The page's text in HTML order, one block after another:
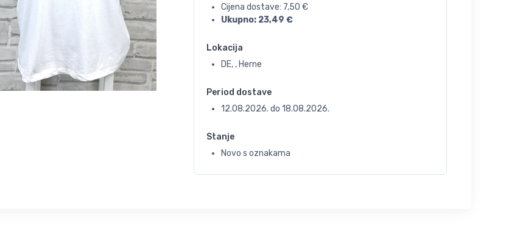
Cijena dostave: 7,50 €
Ukupno: 23,49 €
Lokacija
DE, , Herne
Period dostave
12.08.2026. do 18.08.2026.
Stanje
Novo s oznakama